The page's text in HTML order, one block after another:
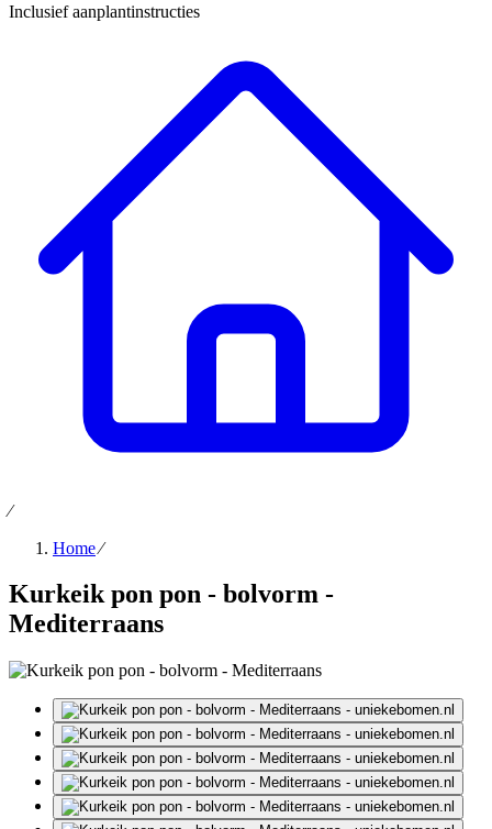
Inclusief aanplantinstructies
⁄
Home ⁄
Kurkeik pon pon - bolvorm -
Mediterraans